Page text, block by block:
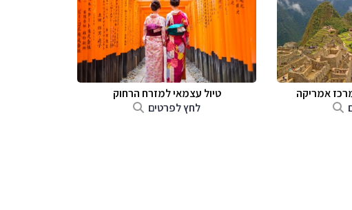
אמריקה
טיול עצמאי למזרח הרחוק
לחץ לפרטים